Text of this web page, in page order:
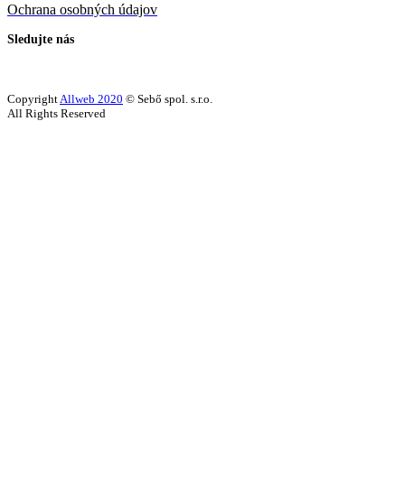
Ochrana osobných údajov
Sledujte nás
Copyright Allweb 2020 © Sebő spol. s.r.o.
All Rights Reserved